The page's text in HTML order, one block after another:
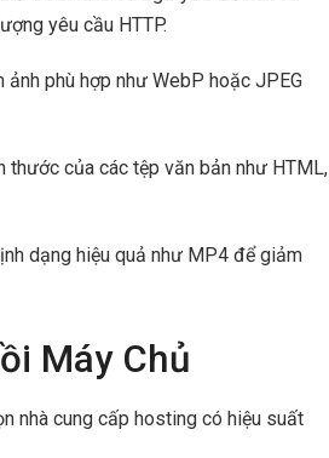
yêu cầu HTTP.
ảnh phù hợp như WebP hoặc JPEG
thước của các tệp văn bản như HTML,
dạng hiệu quả như MP4 để giảm
Máy Chủ
nhà cung cấp hosting có hiệu suất